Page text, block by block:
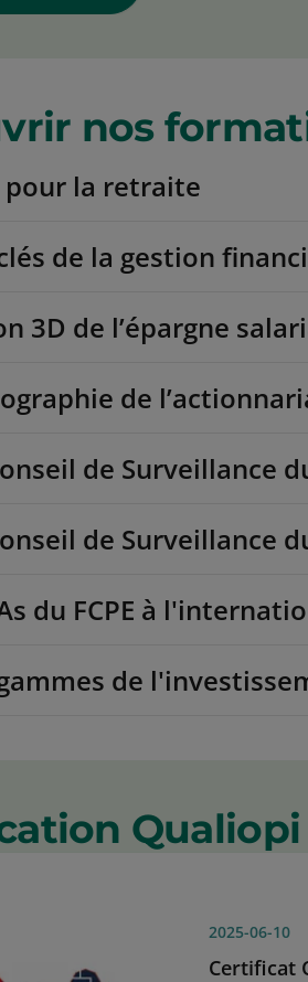
nos
pour la retraite
de la gestion
3D de l’épargne
de
de Surveillance
de Surveillance
du FCPE à
de
Qualiopi
2025-06-10
Certificat